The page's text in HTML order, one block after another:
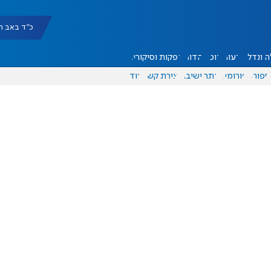
כ"ד באב תשפ"ו
ונדל"ן דעות אוכל יהדות הפקות וסיקורים
ספורט פורומים אתר ישיבה יצירת קשר עוד